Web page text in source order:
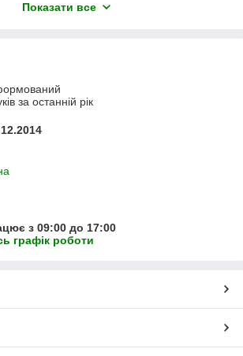
С большой долей вероятности можно
міксера ви зможете не турбуватися ні
ні про якість розчину, ні про витрачений
зможете побачити і придбати для себе
інших.
Показати все
за останній рік
з 09:00 до 17:00
графік роботи